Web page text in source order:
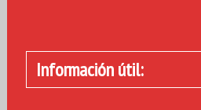
Información útil: